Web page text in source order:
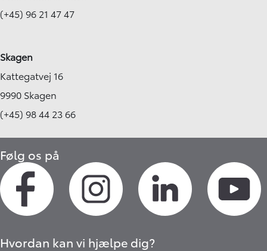
(+45) 96 21 47 47
Skagen
Kattegatvej 16
9990 Skagen
(+45) 98 44 23 66
Følg os på
Hvordan kan vi hjælpe dig?